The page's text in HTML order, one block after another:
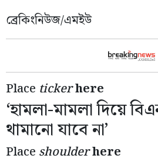
ব্রেকিংনিউজ/এমইউ
Place tickerhere
‘হামলা-মামলা দিয়ে
থামানো যাবে না’
Place shoulderhere